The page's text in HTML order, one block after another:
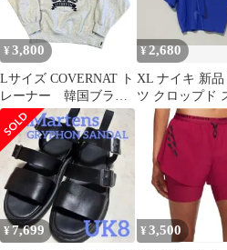
¥ 3,800
Lサイズ COVERNAT ト
レーナー 韓国ブラン
ド ビンテージ カ
バーナット
¥2,680
XL ナイキ 新品
ツ クロップド
ミニT ショー
¥7,699 ¥ 3,500